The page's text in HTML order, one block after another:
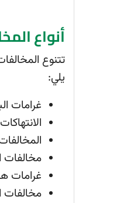
أنواع
تتنوع
يلي:
غرامات
مخالفات
غرامات
مخالفات